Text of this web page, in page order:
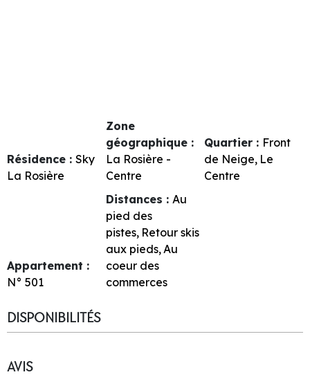
Résidence : Sky
La Rosière
Zone
géographique :
La Rosière -
Centre
Quartier : Front
de Neige Le
Centre
Appartement :
N° 501
Distances : Au
pied des
pistes Retour skis
aux pieds Au
coeur des
commerces
DISPONIBILITÉS
AVIS